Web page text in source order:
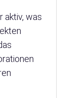
aktiv, was